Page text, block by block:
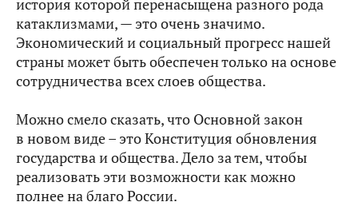
история которой перенасыщена разного рода
катаклизмами, — это очень значимо.
Экономический и социальный прогресс нашей
страны может быть обеспечен только на основе
сотрудничества всех слоев общества.
Можно смело сказать, что Основной закон
в новом виде – это Конституция обновления
государства и общества. Дело за тем, чтобы
реализовать эти возможности как можно
полнее на благо России.